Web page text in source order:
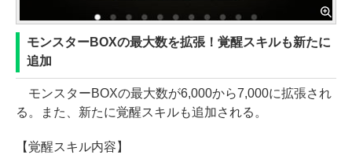
モンスターBOXの最大数を拡張！覚醒スキルも新たに
追加
モンスターBOXの最大数が6,000から7,000に拡張され
る。また、新たに覚醒スキルも追加される。
【覚醒スキル内容】